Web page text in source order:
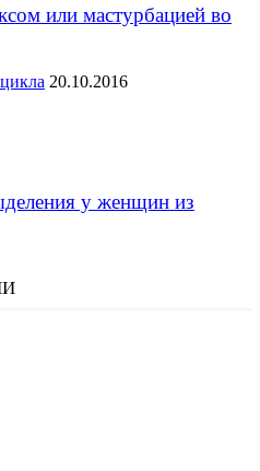
или мастурбацией во
20.10.2016
у женщин из